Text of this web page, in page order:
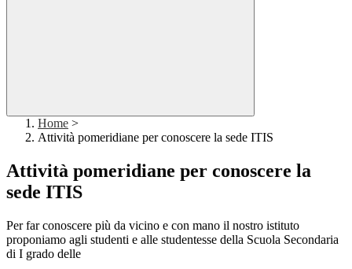
Home >
Attività pomeridiane per conoscere la sede ITIS
Attività pomeridiane per conoscere la
sede ITIS
Per far conoscere più da vicino e con mano il nostro istituto
proponiamo agli studenti e alle studentesse della Scuola Secondaria
di I grado delle